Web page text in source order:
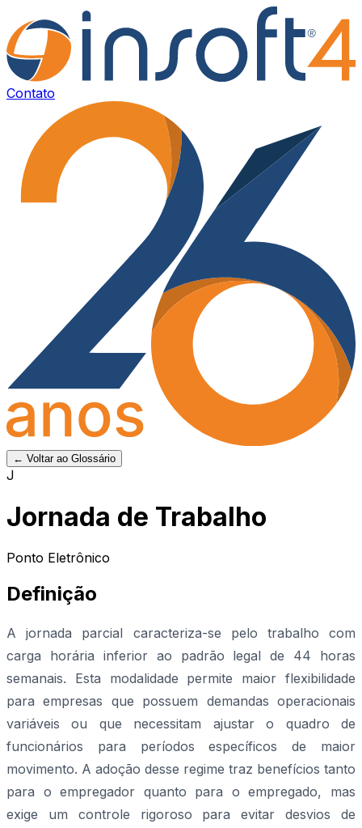
Contato
← Voltar ao Glossário
J
Jornada de Trabalho
Ponto Eletrônico
Definição
A jornada parcial caracteriza-se pelo trabalho com
carga horária inferior ao padrão legal de 44 horas
semanais. Esta modalidade permite maior flexibilidade
para empresas que possuem demandas operacionais
variáveis ou que necessitam ajustar o quadro de
funcionários para períodos específicos de maior
movimento. A adoção desse regime traz benefícios tanto
para o empregador quanto para o empregado, mas
exige um controle rigoroso para evitar desvios de